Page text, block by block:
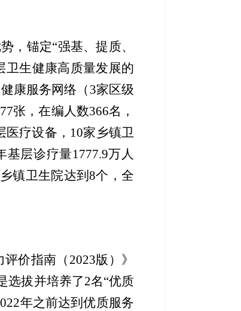
，锚定“强基、提质、
卫生健康高质量发展的
健康服务网络（ 3家区级
张，在编人数366名，
医疗设备， 10家 乡镇卫
基层诊疗量1777.9万人
镇卫生院达到8个，全
评价指南（ 2023版）》
选拔并培养了2名“优质
年之前达到优质服务